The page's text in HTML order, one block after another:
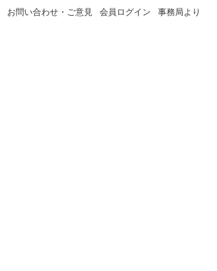
お問い合わせ・ご意見 会員ログイン 事務局より